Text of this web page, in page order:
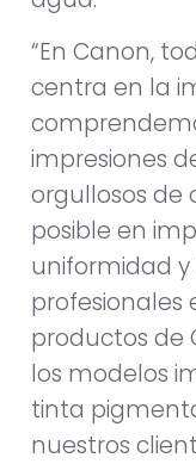
“En Canon,
centra en la
impresiones
orgullosos de
posible en
uniformidad
profesionales
productos de
los modelos
tinta
nuestros